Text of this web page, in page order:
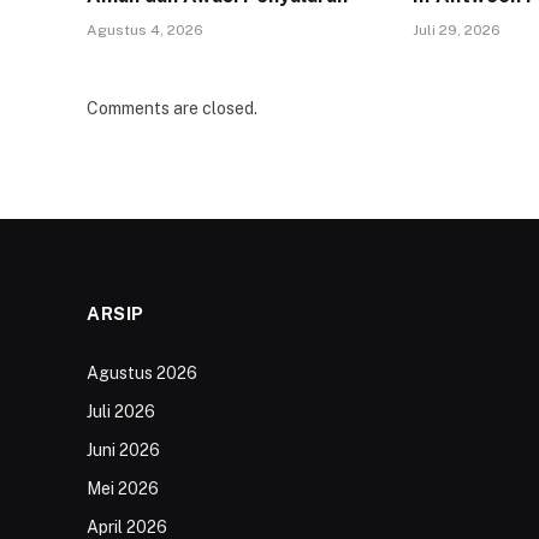
Agustus 4, 2026 Juli 29, 2026
Comments are closed.
ARSIP
Agustus 2026
Juli 2026
Juni 2026
Mei 2026
April 2026